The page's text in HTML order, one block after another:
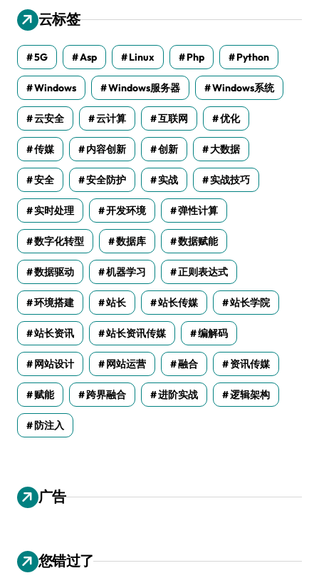
云标签
5G Asp Linux Php Python
Windows Windows服务器 Windows系统
云安全 云计算 互联网 优化
传媒 内容创新 创新 大数据
安全 安全防护 实战 实战技巧
实时处理 开发环境 弹性计算
数字化转型 数据库 数据赋能
数据驱动 机器学习 正则表达式
环境搭建 站长 站长传媒 站长学院
站长资讯 站长资讯传媒 编解码
网站设计 网站运营 融合 资讯传媒
赋能 跨界融合 进阶实战 逻辑架构
防注入
广告
您错过了